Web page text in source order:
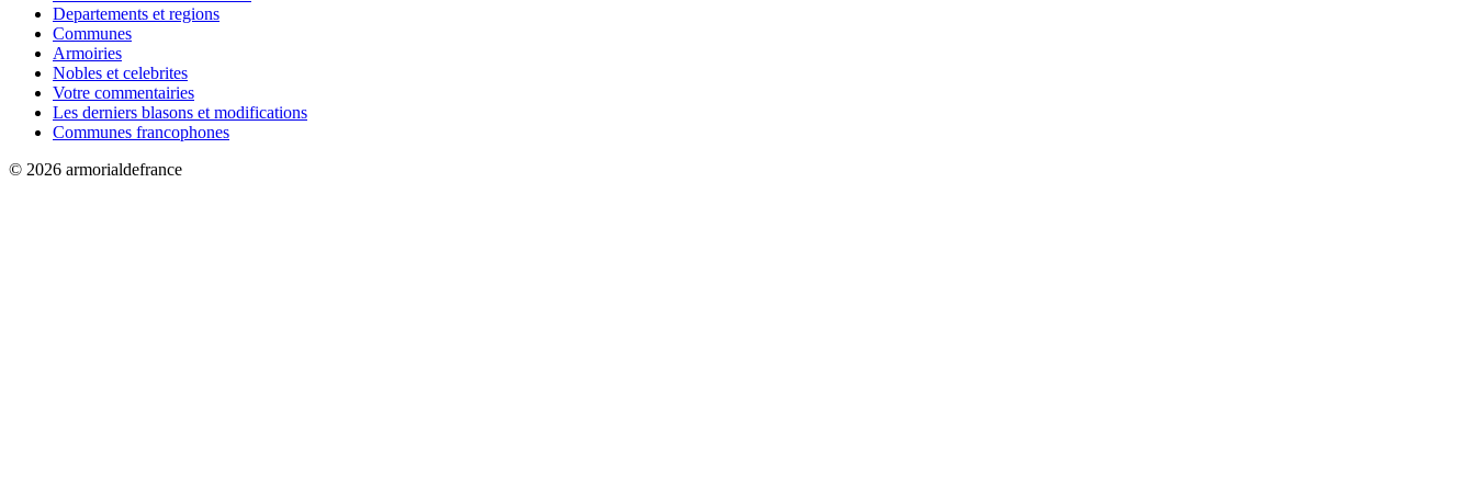
Departements et regions
Communes
Armoiries
Nobles et celebrites
Votre commentairies
Les derniers blasons et modifications
Communes francophones
© 2026 armorialdefrance